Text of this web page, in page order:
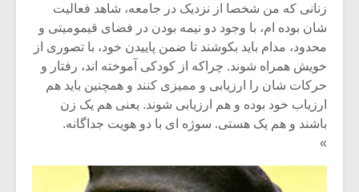
زنانی که من شخصا از نزدیک در جامعه، شاهد فعالیت
شان بوده ام، با وجود دو نیمه بودن در فضای قیمومیتی و
محدود، مدام باید بکوشند تا ضمن پاییدن خود، با تصوری از
خویش همراه شوند. چراکه از کودکی آموخته اند، رفتار و
حرکات شان را ارزیابی و ممیزی کنند و همچنین باید هم
ارزیاب خود بوده و هم ارزیابی شوند. یعنی هم یک زن
باشند و هم یک هستی. سوژه ای با دو هویت جداگانه.
»